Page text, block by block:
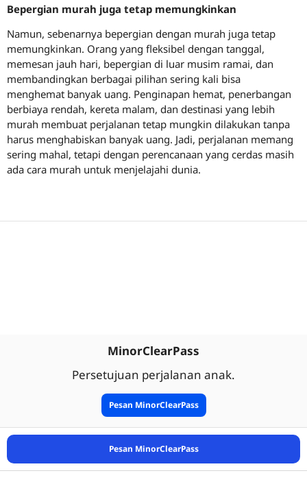
Bepergian murah juga tetap memungkinkan
Namun, sebenarnya bepergian dengan murah juga tetap
memungkinkan. Orang yang fleksibel dengan tanggal,
memesan jauh hari, bepergian di luar musim ramai, dan
membandingkan berbagai pilihan sering kali bisa
menghemat banyak uang. Penginapan hemat, penerbangan
berbiaya rendah, kereta malam, dan destinasi yang lebih
murah membuat perjalanan tetap mungkin dilakukan tanpa
harus menghabiskan banyak uang. Jadi, perjalanan memang
sering mahal, tetapi dengan perencanaan yang cerdas masih
ada cara murah untuk menjelajahi dunia.
MinorClearPass
Persetujuan perjalanan anak.
Pesan MinorClearPass
Pesan MinorClearPass